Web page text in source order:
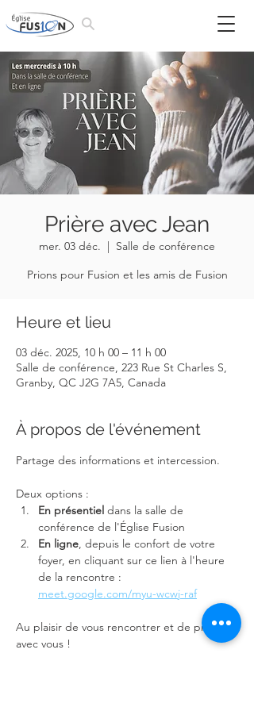
Prière avec Jean
mer. 03 déc.
  |
Salle de conférence
Prions pour Fusion et les amis de Fusion
Heure et lieu
03 déc. 2025, 10 h 00 – 11 h 00
Salle de conférence, 223 Rue St Charles S,
Granby, QC J2G 7A5, Canada
À propos de l'événement
Partage des informations et intercession.
Deux options :
En présentiel dans la salle de
conférence de l'Église Fusion
En ligne, depuis le confort de votre
foyer, en cliquant sur ce lien à l'heure
de la rencontre :
meet.google.com/myu-wcwj-raf
Au plaisir de vous rencontrer et de prier
avec vous !